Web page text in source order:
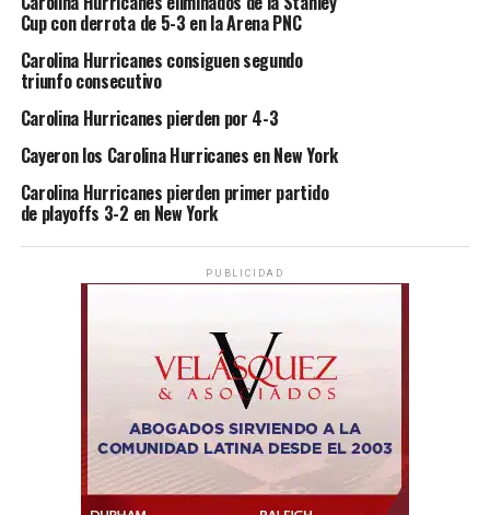
Cup con derrota de 5-3 en la Arena PNC
Carolina Hurricanes consiguen segundo
triunfo consecutivo
Carolina Hurricanes pierden por 4-3
Cayeron los Carolina Hurricanes en New York
Carolina Hurricanes pierden primer partido
de playoffs 3-2 en New York
PUBLICIDAD